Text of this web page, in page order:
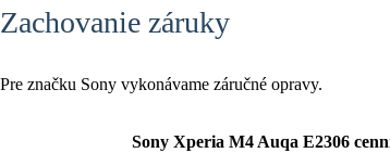
Zachovanie záruky
Pre značku Sony vykonávame záručné opravy.
Sony Xperia M4 Auqa E2306